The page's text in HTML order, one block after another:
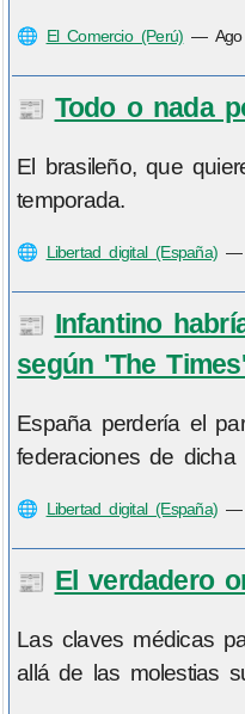
🌐 El Comercio (Perú) —
📰 Todo o nada
El brasileño, que
temporada.
🌐 Libertad digital (España)
📰 Infantino
según 'The Times'
España perdería el
federaciones de dicha
🌐 Libertad digital (España)
📰 El verdadero
Las claves médicas
allá de las molestias